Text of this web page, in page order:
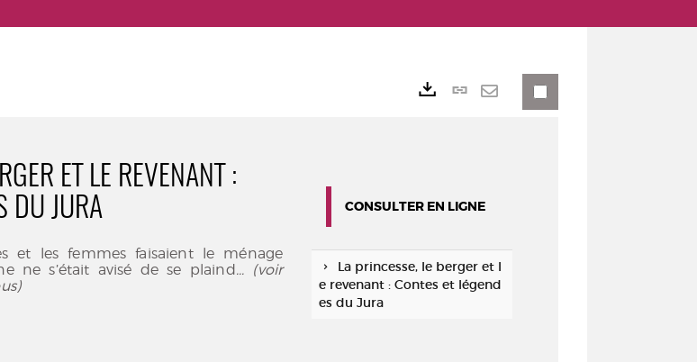
ET LE REVENANT :
DU JURA
et les femmes faisaient le ménage
ne s’était avisé de se plaind... (voir
Lien
CONSULTER EN LIGNE
La princesse, le berger et l
e revenant : Contes et légend
es du Jura